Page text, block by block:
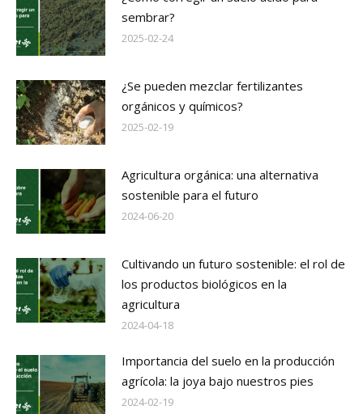
sembrar?
2025-02-24
¿Se pueden mezclar fertilizantes
orgánicos y químicos?
2025-02-19
Agricultura orgánica: una alternativa
sostenible para el futuro
2024-06-20
Cultivando un futuro sostenible: el rol de
los productos biológicos en la
agricultura
2024-04-18
Importancia del suelo en la producción
agrícola: la joya bajo nuestros pies
2024-02-19